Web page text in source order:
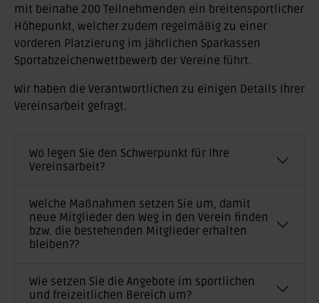
mit beinahe 200 Teilnehmenden ein breitensportlicher
Höhepunkt, welcher zudem regelmäßig zu einer
vorderen Platzierung im jährlichen Sparkassen
Sportabzeichenwettbewerb der Vereine führt.
Wir haben die Verantwortlichen zu einigen Details Ihrer
Vereinsarbeit gefragt.
Wo legen Sie den Schwerpunkt für Ihre
Vereinsarbeit?
Welche Maßnahmen setzen Sie um, damit
neue Mitglieder den Weg in den Verein finden
bzw. die bestehenden Mitglieder erhalten
bleiben??
Wie setzen Sie die Angebote im sportlichen
und freizeitlichen Bereich um?